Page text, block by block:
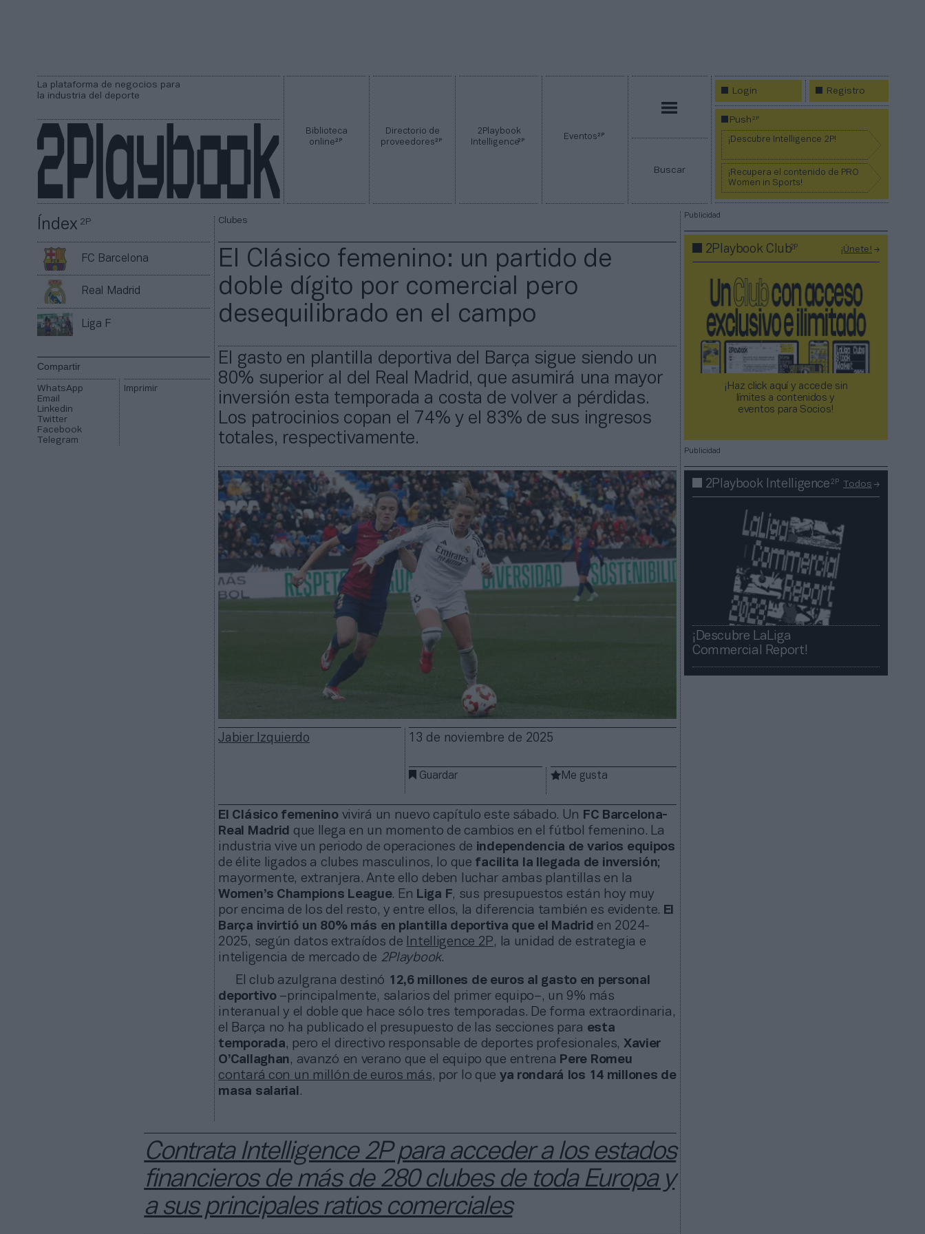
La plataforma de negocios para
la industria del deporte
Biblioteca
online2P
Directorio de
proveedores2P
2Playbook
Intelligence2P Eventos2P
Buscar
Login Registro
Push2P
¡Descubre Intelligence 2P!
¡Recupera el contenido de PRO
Women in Sports!
Índex2P
FC Barcelona
Real Madrid
Liga F
Compartir
WhatsApp
Email
Linkedin
Twitter
Facebook
Telegram
Imprimir
Clubes
El Clásico femenino: un partido de
doble dígito por comercial pero
desequilibrado en el campo
El gasto en plantilla deportiva del Barça sigue siendo un
80% superior al del Real Madrid, que asumirá una mayor
inversión esta temporada a costa de volver a pérdidas.
Los patrocinios copan el 74% y el 83% de sus ingresos
totales, respectivamente.
Jabier Izquierdo 13 de noviembre de 2025
Guardar Me gusta
El Clásico femeninovivirá un nuevo capítulo este sábado. Un FC Barcelona-
Real Madrid que llega en un momento de cambios en el fútbol femenino. La
industria vive un periodo de operaciones de independencia de varios equipos
de élite ligados a clubes masculinos, lo que facilita la llegada de inversión;
mayormente, extranjera. Ante ello deben luchar ambas plantillas en la
Women’s Champions League. En Liga F, sus presupuestos están hoy muy
por encima de los del resto, y entre ellos, la diferencia también es evidente. El
Barça invirtió un 80% más en plantilla deportiva que el Madrid en 2024-
2025, según datos extraídos de
Intelligence 2P, la unidad de estrategia e
inteligencia de mercado de 2Playbook.
El club azulgrana destinó 12,6 millones de euros al gasto en personal
deportivo–principalmente, salarios del primer equipo–, un 9% más
interanual y el doble que hace sólo tres temporadas. De forma extraordinaria,
el Barça no ha publicado el presupuesto de las secciones para esta
temporada, pero el directivo responsable de deportes profesionales, Xavier
O’Callaghan, avanzó en verano que el equipo que entrena Pere Romeu
contará con un millón de euros más, por lo que ya rondará los 14 millones de
masa salarial .
Contrata Intelligence 2P para acceder a los estados
financieros de más de 280 clubes de toda Europa y
a sus principales ratios comerciales
Publicidad
2Playbook Club2P ¡Únete!
¡Haz click aquí y accede sin
límites a contenidos y
eventos para Socios!​​​​​​​
Publicidad
2Playbook Intelligence2P Todos
¡Descubre LaLiga
Commercial Report!​​